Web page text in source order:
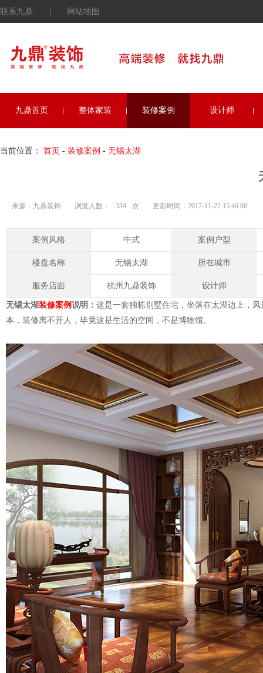
联系九鼎 网站地图
九鼎首页 整体家装 装修案例 设计师
当前位置： 首页 - 装修案例 - 无锡太湖
来源：九鼎装饰 浏览人数： 334 次 更新时间：2017-11-22 15:40:00
案例风格 中式 案例户型
楼盘名称 无锡太湖 所在城市
服务店面 杭州九鼎装饰 设计师
无锡太湖装修案例说明： 这是一套独栋别墅住宅，坐落在太湖边上，
本，装修离不开人，毕竟这是生活的空间，不是博物馆。